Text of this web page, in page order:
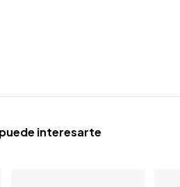
interesarte